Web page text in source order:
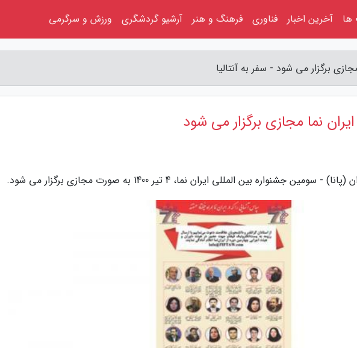
برگزار می شود - سفر به آنتالیا
نما مجازی برگزار می شود
جشنواره بین المللی ایران نما، 4 تیر 1400 به صورت مجازی برگزار می شود.
ها آخرین اخبار فناوری فرهنگ و هنر آرشیو گردشگری ورزش و سرگرمی